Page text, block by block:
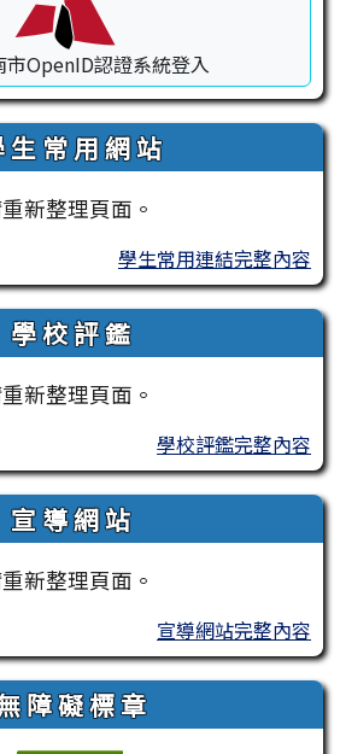
市OpenID認證系統登入
生 常 用 網 站
新整理頁面。
學生常用連結完整內容
學 校 評 鑑
新整理頁面。
學校評鑑完整內容
宣 導 網 站
新整理頁面。
宣導網站完整內容
障 礙 標 章